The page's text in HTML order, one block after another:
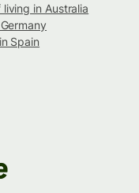
living in Australia
Spain